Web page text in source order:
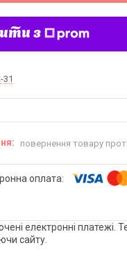
з
31
повернення товару
електронні
сайту.